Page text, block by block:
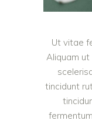
Ut vitae
Aliquam
tincidunt